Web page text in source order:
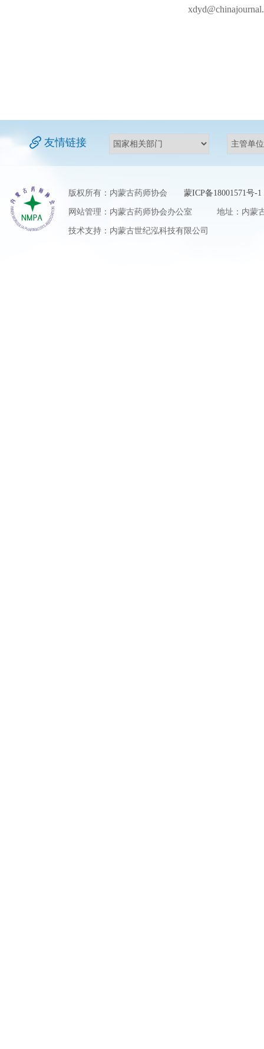
友情链接
版权所有：内蒙古药师协会 蒙ICP备18001571号-1
网站管理：内蒙古药师协会办公室 地址：内蒙古
技术支持：内蒙古世纪泓科技有限公司